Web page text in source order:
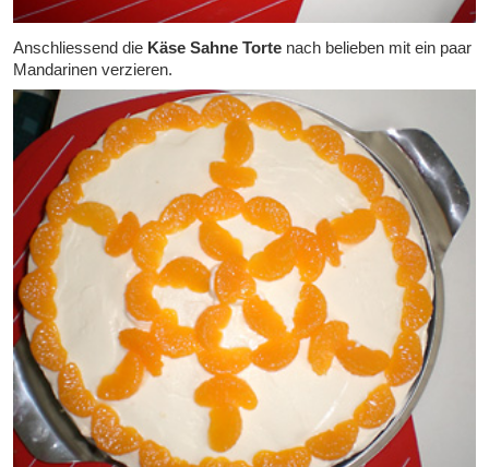
Anschliessend die Käse Sahne Torte nach belieben mit ein paar
Mandarinen verzieren.